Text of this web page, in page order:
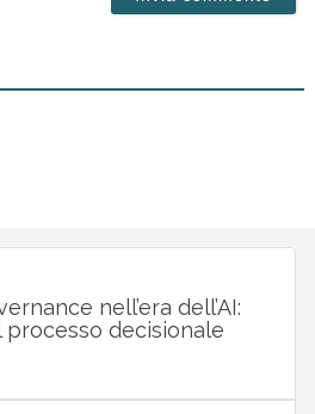
nell’era dell’AI:
decisionale